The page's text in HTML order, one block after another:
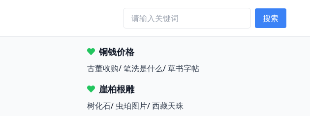
搜索
铜钱价格
古董收购/笔洗是什么/草书字帖
崖柏根雕
树化石/ 虫珀图片/西藏天珠